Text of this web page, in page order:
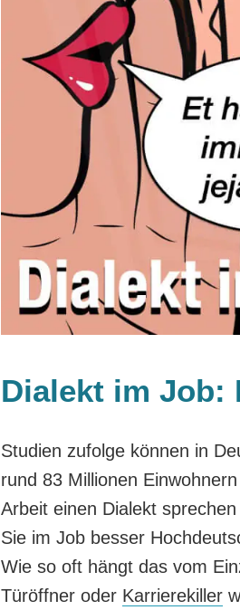
Dialekt im Job:
Studien zufolge können in
rund 83 Millionen
Arbeit einen Dialekt
Sie im Job besser
Wie so oft hängt das vom
Türöffner oder Karrierekiller